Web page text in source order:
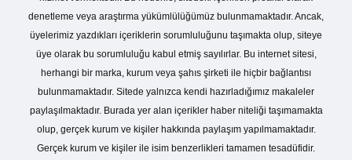
denetleme veya araştırma yükümlülüğümüz bulunmamaktadır. Ancak,
üyelerimiz yazdıkları içeriklerin sorumluluğunu taşımakta olup, siteye
üye olarak bu sorumluluğu kabul etmiş sayılırlar. Bu internet sitesi,
herhangi bir marka, kurum veya şahıs şirketi ile hiçbir bağlantısı
bulunmamaktadır. Sitede yalnızca kendi hazırladığımız makaleler
paylaşılmaktadır. Burada yer alan içerikler haber niteliği taşımamakta
olup, gerçek kurum ve kişiler hakkında paylaşım yapılmamaktadır.
Gerçek kurum ve kişiler ile isim benzerlikleri tamamen tesadüfidir.